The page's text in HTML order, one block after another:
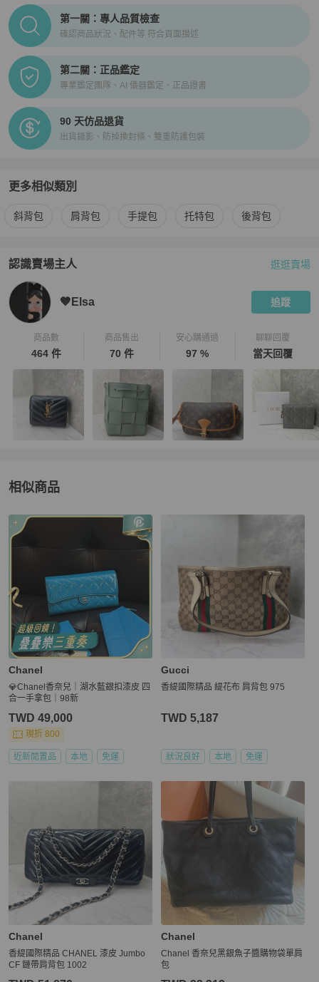
PopChill拍拍圈正品驗證、安心購檢驗流程介紹
第一關：專人品質檢查
確認商品狀況、配件等 符合頁面描述
第二關：正品鑑定
專業鑑定團隊、AI 儀器鑑定、正品證書
90 天仿品退貨
出貨錄影、防掉換封條、雙重防護包裝
更多相似類別
更多Gucci 女包相似商品推薦
斜背包 肩背包 手提包 托特包 後背包
認識賣場主人
PopChill 拍拍圈嚴選賣家
逛逛賣場
🤎Elsa 追蹤
商品數
464 件
商品售出
70 件
安心購通過
97 %
聊聊回覆
當天回覆
相似商品
更多相似Gucci女包推薦精品
Chanel
💎Chanel香奈兒｜湖水藍銀扣漆皮 四
合一手拿包｜98新
TWD 49,000
現折 800
近新閒置品 本地 免運
Gucci
香緹國際精品 緹花布 肩背包 975
TWD 5,187
狀況良好 本地 免運
Chanel
香緹國際精品 CHANEL 漆皮 Jumbo
CF 鏈帶肩背包 1002
Chanel
Chanel 香奈兒黑銀魚子醬購物袋單肩
包